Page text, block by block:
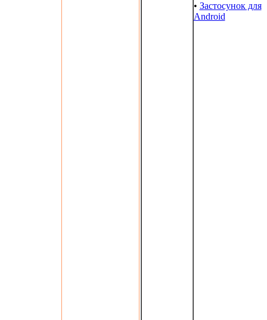
• Застосунок для
Android